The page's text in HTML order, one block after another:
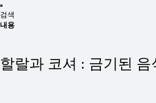
검색
내용
할랄과 코셔 : 금기된